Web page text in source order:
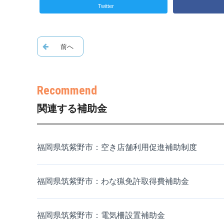
Twitter
関連する補助金
福岡県筑紫野市：空き店舗利用促進補助制度
福岡県筑紫野市：わな猟免許取得費補助金
福岡県筑紫野市：電気柵設置補助金